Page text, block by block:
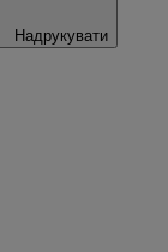
Надрукувати